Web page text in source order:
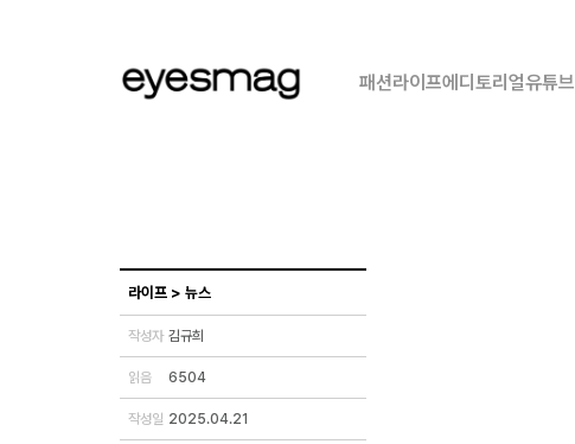
패션라이프에디토리얼유튜브
라이프 > 뉴스
작성자 김규희
읽음 6504
작성일 2025.04.21